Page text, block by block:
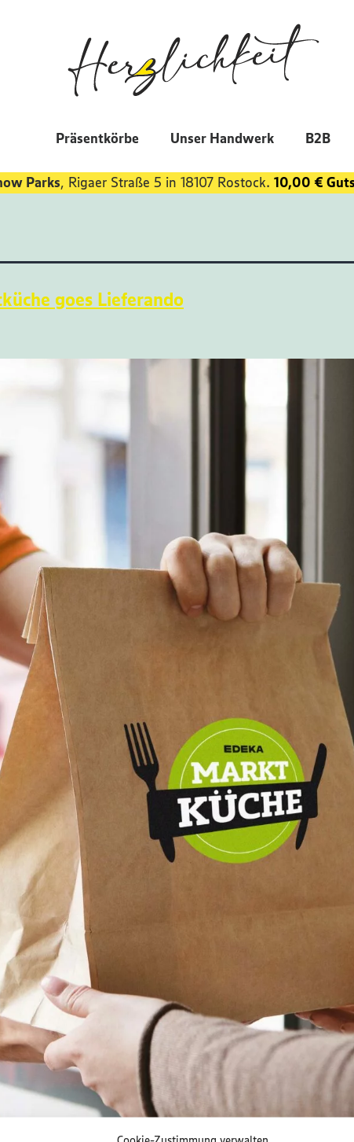
Präsentkörbe Unser Handwerk B2B
Parks, Rigaer Straße 5 in 18107 Rostock. 10,00 €
goes Lieferando